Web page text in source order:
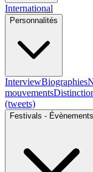
International
Personnalités
InterviewBiographies
mouvements
(tweets)
Festivals - Évènements